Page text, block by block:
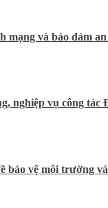
mạng và bảo đảm
nghiệp vụ công
bảo vệ môi trường